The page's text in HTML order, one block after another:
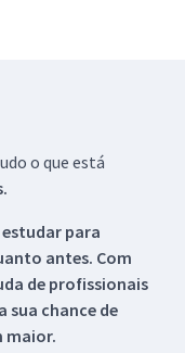
o que está
estudar para
antes. Com
de profissionais
sua chance de
maior.